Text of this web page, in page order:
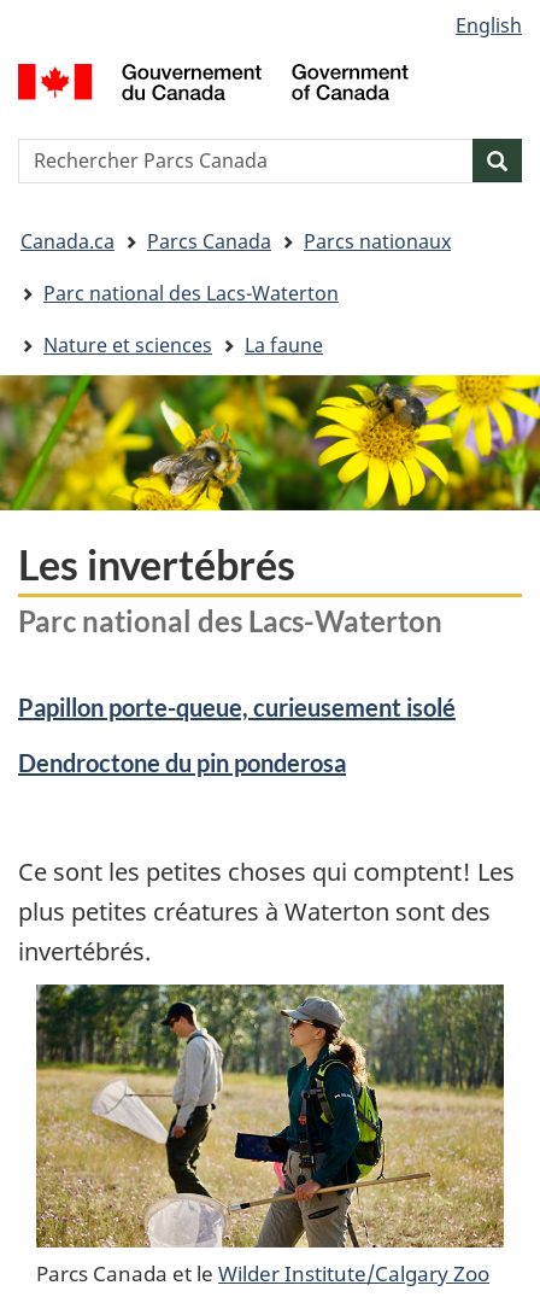
au
contenu
« Au
du
la
HTML
de
la
langue
English
Reserche
êtes
ici&nbsp;:
Canada.ca Parcs Canada
Parcs nationaux
Parc national des Lacs-Waterton
Nature et sciences
La faune
Les invertébrés
Parc national des Lacs-Waterton
Papillon porte-queue, curieusement isolé
Dendroctone du pin ponderosa
Ce sont les petites choses qui comptent! Les
plus petites créatures à Waterton sont des
invertébrés.
Parcs Canada et le Wilder Institute/Calgary Zoo